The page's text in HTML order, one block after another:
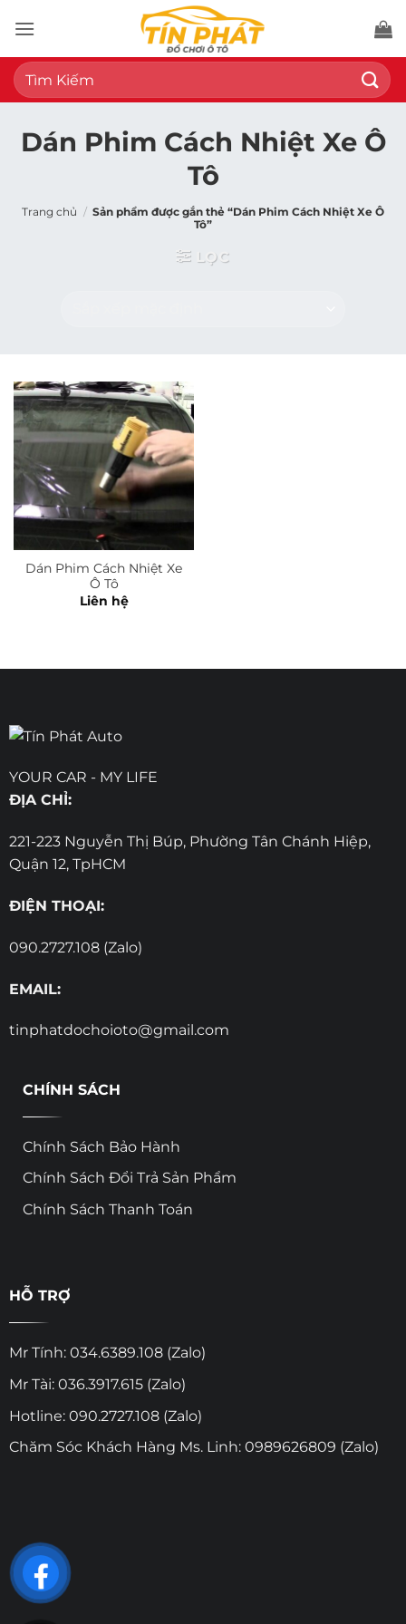
qua
nội
dung
Tìm
kiếm:
Dán Phim Cách Nhiệt Xe Ô
Tô
Trang chủ / Sản phẩm được gắn thẻ “Dán Phim Cách Nhiệt Xe Ô
Tô”
LỌC
Dán Phim Cách Nhiệt Xe
Ô Tô
Liên hệ
YOUR CAR - MY LIFE
ĐỊA CHỈ:
221-223 Nguyễn Thị Búp, Phường Tân Chánh Hiệp,
Quận 12, TpHCM
ĐIỆN THOẠI:
090.2727.108 (Zalo)
EMAIL:
tinphatdochoioto@gmail.com
CHÍNH SÁCH
Chính Sách Bảo Hành
Chính Sách Đổi Trả Sản Phẩm
Chính Sách Thanh Toán
HỖ TRỢ
Mr Tính: 034.6389.108 (Zalo)
Mr Tài: 036.3917.615 (Zalo)
Hotline: 090.2727.108 (Zalo)
Chăm Sóc Khách Hàng Ms. Linh: 0989626809 (Zalo)